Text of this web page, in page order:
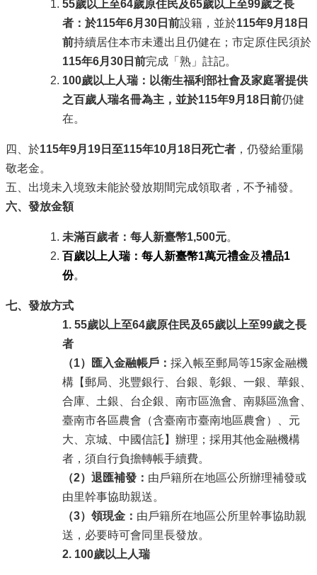
55歲以上至64歲原住民及65歲以上至99歲之長
者：於115年6月30日前設籍，並於115年9月18日
前持續居住本市未遷出且仍健在；市定原住民須於
115年6月30日前完成「熟」註記。
100歲以上人瑞：以衛生福利部社會及家庭署提供
之百歲人瑞名冊為主，並於115年9月18日前仍健
在。
四、於115年9月19日至115年10月18日死亡者 ，仍發給重陽
敬老金。
五、出境未入境致未能於發放期間完成領取者，不予補發。
六、發放金額
未滿百歲者：每人新臺幣1,500元。
百歲以上人瑞：每人新臺幣1萬元禮金及禮品1
份。
七、發放方式
1. 55歲以上至64歲原住民及65歲以上至99歲之長
者
（1）匯入金融帳戶： 採入帳至郵局等15家金融機
構【郵局、兆豐銀行、台銀、彰銀、一銀、華銀、
合庫、土銀、台企銀、南市區漁會、南縣區漁會、
臺南市各區農會（含臺南市臺南地區農會）、元
大、京城、中國信託】辦理；採用其他金融機構
者，須自行負擔轉帳手續費。
（2）退匯補發： 由戶籍所在地區公所辦理補發或
由里幹事協助親送。
（3）領現金： 由戶籍所在地區公所里幹事協助親
送，必要時可會同里長發放。
2. 100歲以上人瑞